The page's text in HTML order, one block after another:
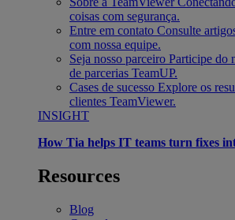
coisas com segurança.
Entre em contato Consulte
com nossa equipe.
Seja nosso parceiro Participe do
de parcerias TeamUP.
Cases de sucesso Explore os
clientes TeamViewer.
INSIGHT
How Tia helps IT teams turn fixes
Resources
Blog